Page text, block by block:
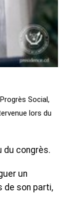
Social,
lors du
du congrès.
un
de son parti,